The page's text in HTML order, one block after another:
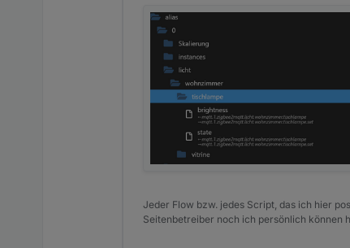
Jeder Flow bzw. jedes Script, das ich hier
Seitenbetreiber noch ich persönlich können